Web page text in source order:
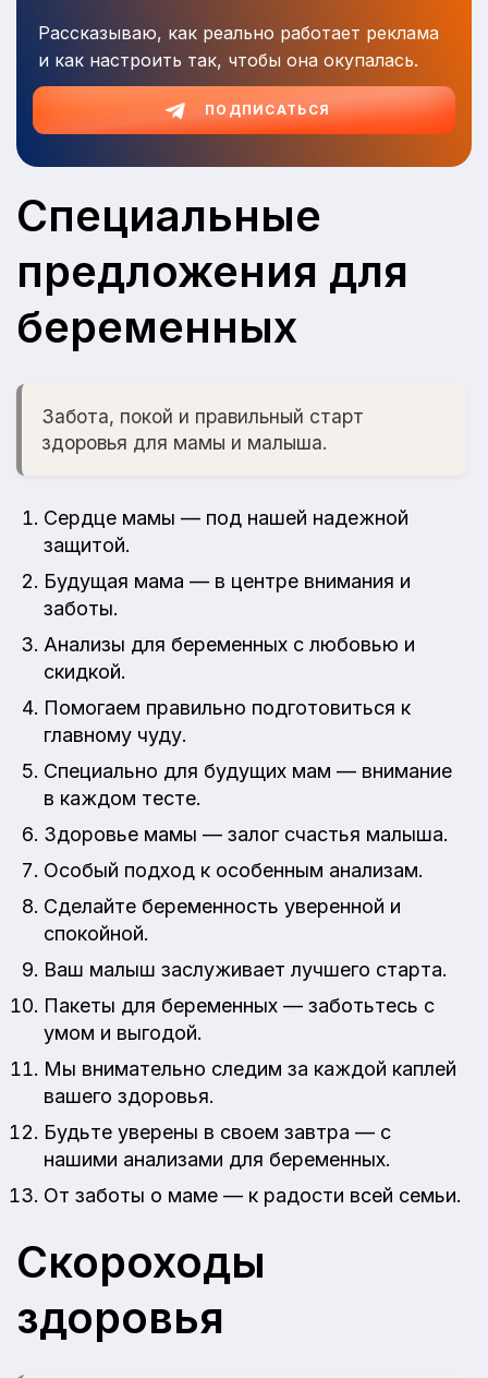
Рассказываю, как реально работает реклама
и как настроить так, чтобы она окупалась.
ПОДПИСАТЬСЯ
Специальные
предложения для
беременных
Забота, покой и правильный старт
здоровья для мамы и малыша.
Сердце мамы — под нашей надежной
защитой.
Будущая мама — в центре внимания и
заботы.
Анализы для беременных с любовью и
скидкой.
Помогаем правильно подготовиться к
главному чуду.
Специально для будущих мам — внимание
в каждом тесте.
Здоровье мамы — залог счастья малыша.
Особый подход к особенным анализам.
Сделайте беременность уверенной и
спокойной.
Ваш малыш заслуживает лучшего старта.
Пакеты для беременных — заботьтесь с
умом и выгодой.
Мы внимательно следим за каждой каплей
вашего здоровья.
Будьте уверены в своем завтра — с
нашими анализами для беременных.
От заботы о маме — к радости всей семьи.
Скороходы
здоровья